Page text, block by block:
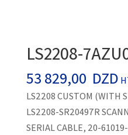
LS2208-
53 829,00 DZD
LS2208 CUSTOM (WITH
LS2208-SR20497R
SERIAL CABLE, 20-